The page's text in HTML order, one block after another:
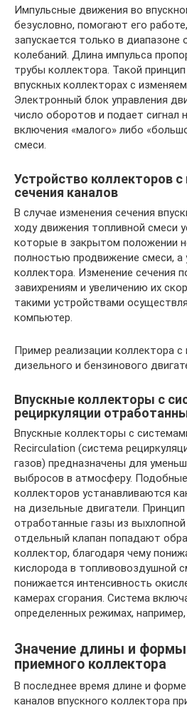
Импульсные движения во
безусловно, помогают его
запускается только в диапазоне
колебаний. Длина импульса
трубы коллектора. Такой
впускных коллекторах с
Электронный блок управления
число оборотов и подает сигнал
включения «малого» либо
смеси.
Устройство коллекторов
сечения каналов
В случае изменения сечения
ходу движения топливной смеси
которые в закрытом положении
полностью продвижение смеси,
коллектора. Изменение сечения
завихрениям и увеличению их
такими устройствами
компьютер.
Пример реализации коллектора
дизельного и бензинового
Впускные коллекторы с
рециркуляции
Впускные коллекторы с
Recirculatiоn (система
газов) предназначены для
выбросов в атмосферу.
коллекторов устанавливаются
на дизельные двигатели.
отработанные газы из
отдельный клапан попадают
коллектор, благодаря чему
кислорода в топливовоздушной
понижается интенсивность
камерах сгорания. Система
определенных режимах,
Значение длины и формы
приемного коллектора
В последнее время длине и
каналов впускного коллектора